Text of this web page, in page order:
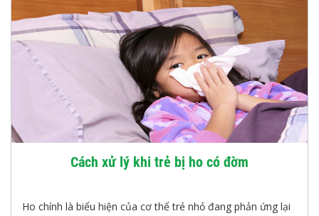
Cách xử lý khi trẻ bị ho có đờm
Ho chính là biểu hiện của cơ thể trẻ nhỏ đang phản ứng lại